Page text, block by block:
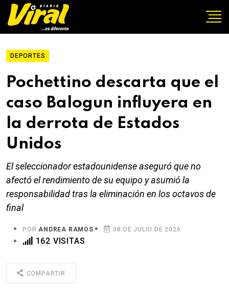
DEPORTES
Pochettino descarta que el
caso Balogun influyera en
la derrota de Estados
Unidos
El seleccionador estadounidense aseguró que no
afectó el rendimiento de su equipo y asumió la
responsabilidad tras la eliminación en los octavos de
final
PORANDREA RAMOS 08 DE JULIO DE 2026
162 VISITAS
COMPARTIR